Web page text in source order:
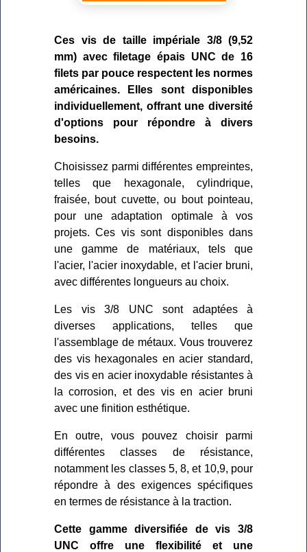
Ces vis de taille impériale 3/8 (9,52
mm) avec filetage épais UNC de 16
filets par pouce respectent les normes
américaines. Elles sont disponibles
individuellement, offrant une diversité
d'options pour répondre à divers
besoins.
Choisissez parmi différentes empreintes,
telles que hexagonale, cylindrique,
fraisée, bout cuvette, ou bout pointeau,
pour une adaptation optimale à vos
projets. Ces vis sont disponibles dans
une gamme de matériaux, tels que
l'acier, l'acier inoxydable, et l'acier bruni,
avec différentes longueurs au choix.
Les vis 3/8 UNC sont adaptées à
diverses applications, telles que
l'assemblage de métaux. Vous trouverez
des vis hexagonales en acier standard,
des vis en acier inoxydable résistantes à
la corrosion, et des vis en acier bruni
avec une finition esthétique.
En outre, vous pouvez choisir parmi
différentes classes de résistance,
notamment les classes 5, 8, et 10,9, pour
répondre à des exigences spécifiques
en termes de résistance à la traction.
Cette gamme diversifiée de vis 3/8
UNC offre une flexibilité et une